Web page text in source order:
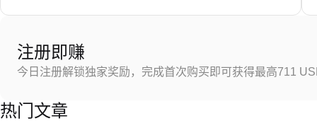
注册即赚
今日注册解锁独家奖励，完成首次购买即可获得最高711
热门文章